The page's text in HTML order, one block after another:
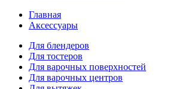
Главная
Аксессуары
Для блендеров
Для тостеров
Для варочных поверхностей
Для варочных центров